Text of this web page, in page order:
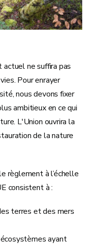
ne suffira pas
Pour enrayer
nous devons fixer
ambitieux en ce qui
L'Union ouvrira la
de la nature
règlement à l’échelle
consistent à :
terres et des mers
ayant